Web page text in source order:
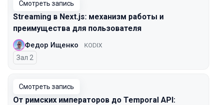
Смотреть запись
Streaming в Next.js: механизм работы и
преимущества для пользователя
Федор Ищенко KODIX
Зал 2
Смотреть запись
От римских императоров до Temporal API: